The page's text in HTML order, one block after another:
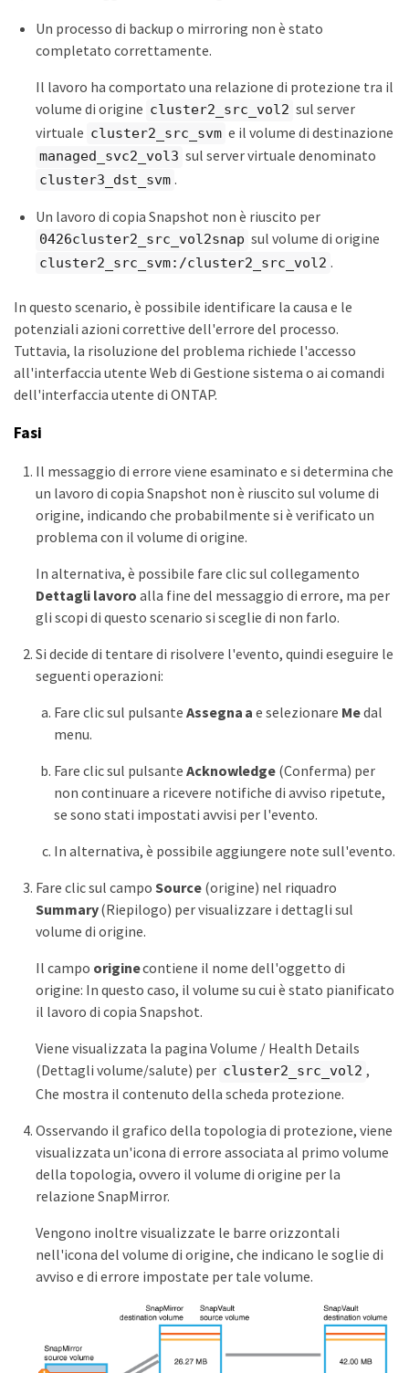
Un processo di backup o mirroring non è stato
completato correttamente.
Il lavoro ha comportato una relazione di protezione tra il
volume di origine cluster2_src_vol2 sul server
virtuale cluster2_src_svm e il volume di destinazione
managed_svc2_vol3 sul server virtuale denominato
cluster3_dst_svm .
Un lavoro di copia Snapshot non è riuscito per
0426cluster2_src_vol2snap sul volume di origine
cluster2_src_svm:/cluster2_src_vol2 .
In questo scenario, è possibile identificare la causa e le
potenziali azioni correttive dell'errore del processo.
Tuttavia, la risoluzione del problema richiede l'accesso
all'interfaccia utente Web di Gestione sistema o ai comandi
dell'interfaccia utente di ONTAP.
Fasi
Il messaggio di errore viene esaminato e si determina che
un lavoro di copia Snapshot non è riuscito sul volume di
origine, indicando che probabilmente si è verificato un
problema con il volume di origine.
In alternativa, è possibile fare clic sul collegamento
Dettagli lavoro alla fine del messaggio di errore, ma per
gli scopi di questo scenario si sceglie di non farlo.
Si decide di tentare di risolvere l'evento, quindi eseguire le
seguenti operazioni:
Fare clic sul pulsante Assegna a e selezionare Medal
menu.
Fare clic sul pulsante Acknowledge (Conferma) per
non continuare a ricevere notifiche di avviso ripetute,
se sono stati impostati avvisi per l'evento.
In alternativa, è possibile aggiungere note sull'evento.
Fare clic sul campo Source(origine) nel riquadro
Summary(Riepilogo) per visualizzare i dettagli sul
volume di origine.
Il campo originecontiene il nome dell'oggetto di
origine: In questo caso, il volume su cui è stato pianificato
il lavoro di copia Snapshot.
Viene visualizzata la pagina Volume / Health Details
(Dettagli volume/salute) per cluster2_src_vol2 ,
Che mostra il contenuto della scheda protezione.
Osservando il grafico della topologia di protezione, viene
visualizzata un'icona di errore associata al primo volume
della topologia, ovvero il volume di origine per la
relazione SnapMirror.
Vengono inoltre visualizzate le barre orizzontali
nell'icona del volume di origine, che indicano le soglie di
avviso e di errore impostate per tale volume.